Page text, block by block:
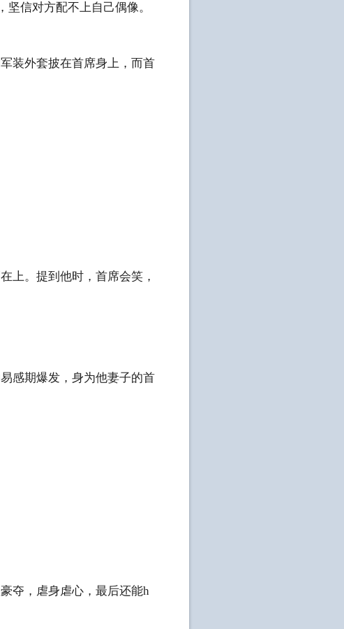
信对方配不上自己偶像。
装外套披在首席身上，而首
。提到他时，首席会笑，
感期爆发，身为他妻子的首
夺，虐身虐心，最后还能h